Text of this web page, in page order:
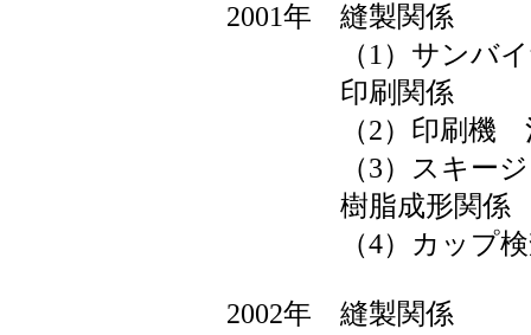
2001年 縫製関係
（1）サンバイザ
印刷関係
（2）印刷機 治
（3）スキージ
樹脂成形関係
（4）カップ検査
2002年 縫製関係